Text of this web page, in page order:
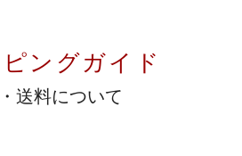
ングガイド
送料について